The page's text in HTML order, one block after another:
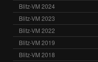
Blitz-VM 2024
Blitz-VM 2023
Blitz-VM 2022
Blitz-VM 2019
Blitz-VM 2018